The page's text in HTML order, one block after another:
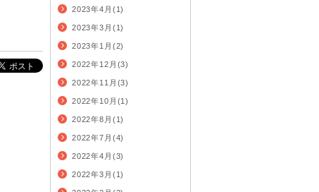
2023年4月(1)
2023年3月(1)
2023年1月(2)
2022年12月(3)
2022年11月(3)
2022年10月(1)
2022年8月(1)
2022年7月(4)
2022年4月(3)
2022年3月(1)